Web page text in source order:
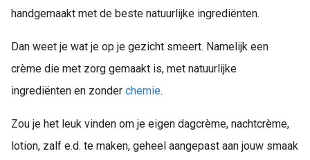
handgemaakt met de beste natuurlijke ingrediënten.
Dan weet je wat je op je gezicht smeert. Namelijk een
crème die met zorg gemaakt is, met natuurlijke
ingrediënten en zonder chemie.
Zou je het leuk vinden om je eigen dagcrème, nachtcrème,
lotion, zalf e.d. te maken, geheel aangepast aan jouw smaak